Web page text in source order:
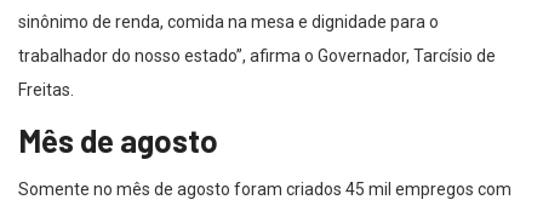
sinônimo de renda, comida na mesa e dignidade para o
trabalhador do nosso estado”, afirma o Governador, Tarcísio de
Freitas.
Mês de agosto
Somente no mês de agosto foram criados 45 mil empregos com